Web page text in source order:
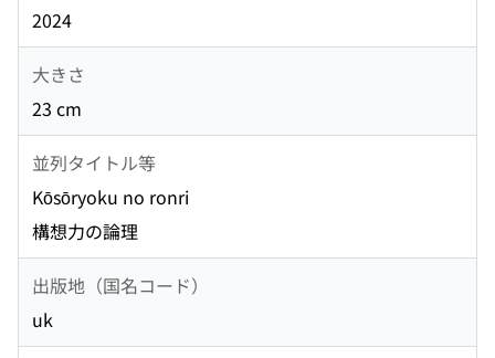
2024
大きさ
23 cm
並列タイトル等
Kōsōryoku no ronri
構想力の論理
出版地（国名コード）
uk